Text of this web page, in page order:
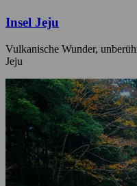
Insel Jeju
Vulkanische Wunder,
Jeju